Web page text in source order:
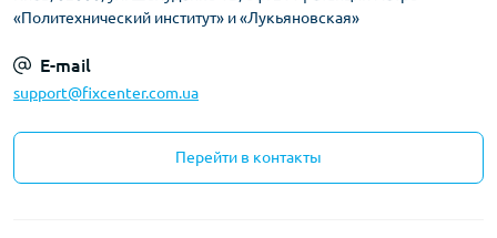
«Политехнический институт» и «Лукьяновская»
E-mail
support@fixcenter.com.ua
Перейти в контакты